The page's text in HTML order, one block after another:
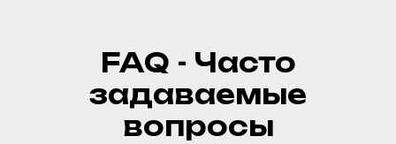
FAQ - Часто
задаваемые
вопросы